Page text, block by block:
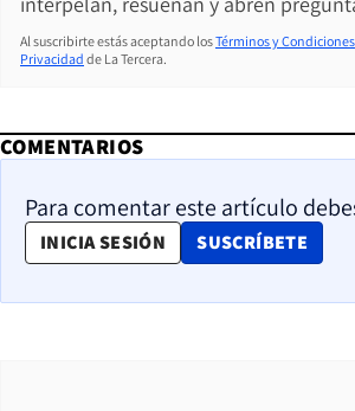
Al suscribirte estás aceptando losTérminos y Condiciones
Privacidad de La Tercera.
COMENTARIOS
Para comentar este artículo
INICIA SESIÓN SUSCRÍBETE
OPENS IN NEW